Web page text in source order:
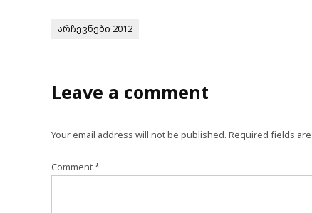
არჩევნები 2012
Leave a comment
Your email address will not be published. Required fields
Comment*